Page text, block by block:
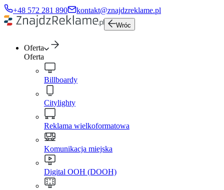
+48 572 281 890 kontakt@znajdzreklame.pl
Wróc
Oferta
Oferta
Billboardy
Citylighty
Reklama wielkoformatowa
Komunikacja miejska
Digital OOH (DOOH)